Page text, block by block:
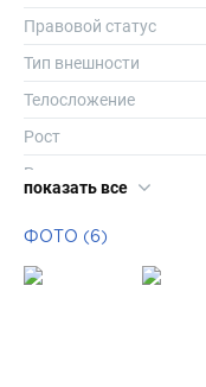
Правовой статус
Тип внешности
Телосложение
Рост
Размер одежды
Длина волос
Цвет волос
показать все
ФОТО (6)